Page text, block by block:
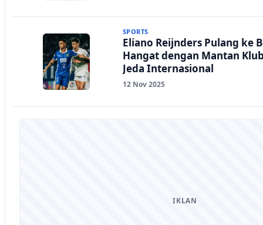
SPORTS
Eliano Reijnders Pulang ke
Hangat dengan Mantan
Jeda Internasional
12 Nov 2025
IKLAN